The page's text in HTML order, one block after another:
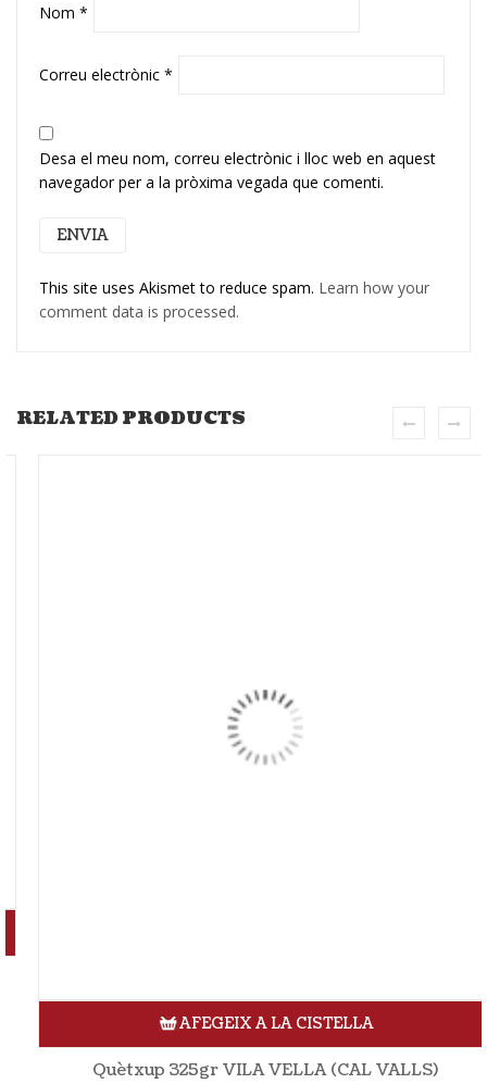
Nom *
Correu electrònic *
Desa el meu nom, correu electrònic i lloc web en aquest
navegador per a la pròxima vegada que comenti.
This site uses Akismet to reduce spam. Learn how your
comment data is processed.
RELATED PRODUCTS
AFEGEIX A LA CISTELLA
Quètxup 325gr VILA VELLA (CAL VALLS)